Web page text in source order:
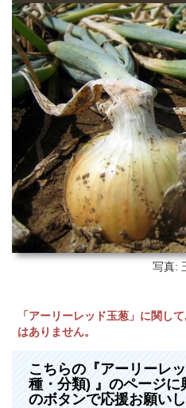
写真:
「アーリーレッド玉葱」に関し
はありません。
こちらの『アーリーレ
種・分類) 』のページに
のボタンで応援お願いし